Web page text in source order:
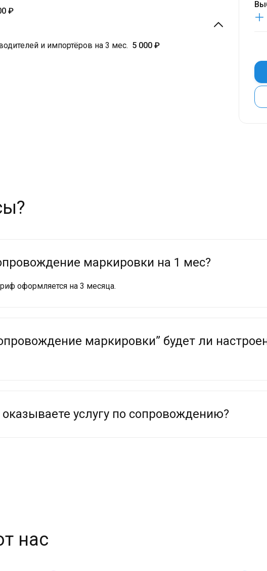
₽
и импортёров на 3 мес. 5 000 ₽
маркировки на 1 мес?
оформляется на 3 месяца.
маркировки” будет ли
услугу по сопровождению?
нас